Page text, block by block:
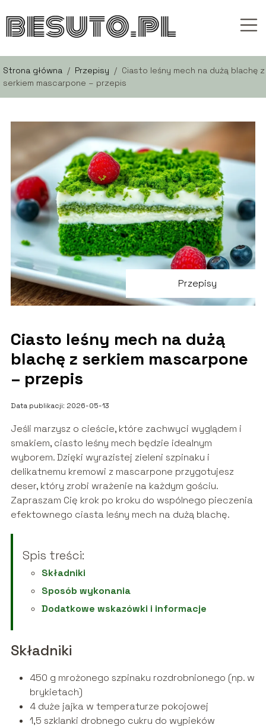
Strona główna / Przepisy / Ciasto leśny mech na dużą blachę z
serkiem mascarpone – przepis
Przepisy
Ciasto leśny mech na dużą
blachę z serkiem mascarpone
– przepis
Data publikacji: 2026-05-13
Jeśli marzysz o cieście, które zachwyci wyglądem i
smakiem, ciasto leśny mech będzie idealnym
wyborem. Dzięki wyrazistej zieleni szpinaku i
delikatnemu kremowi z mascarpone przygotujesz
deser, który zrobi wrażenie na każdym gościu.
Zapraszam Cię krok po kroku do wspólnego pieczenia
efektownego ciasta leśny mech na dużą blachę.
Spis treści:
Składniki
Sposób wykonania
Dodatkowe wskazówki i informacje
Składniki
450 g mrożonego szpinaku rozdrobnionego (np. w
brykietach)
4 duże jajka w temperaturze pokojowej
1,5 szklanki drobnego cukru do wypieków